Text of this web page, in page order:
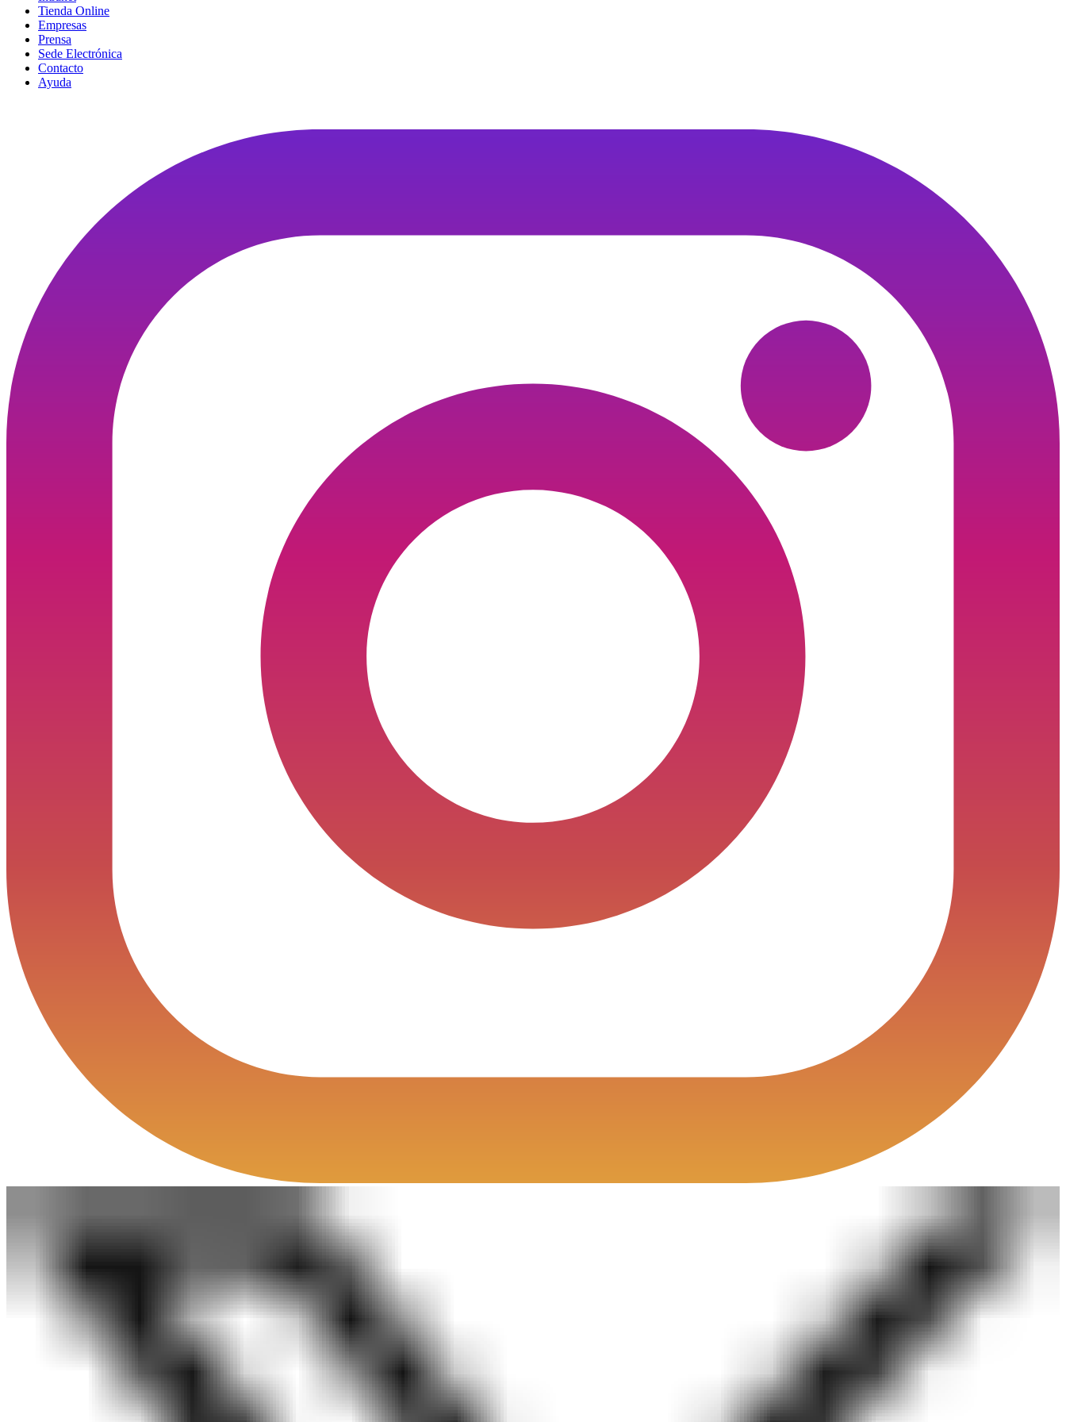
Tienda Online
Empresas
Prensa
Sede Electrónica
Contacto
Ayuda